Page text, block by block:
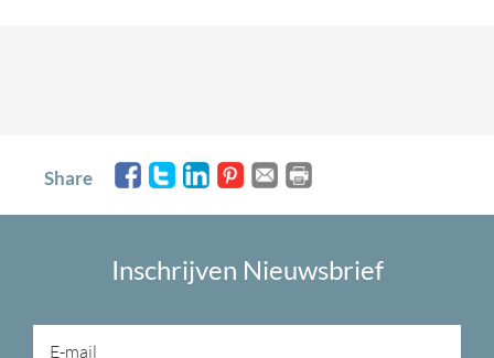
Share
Inschrijven Nieuwsbrief